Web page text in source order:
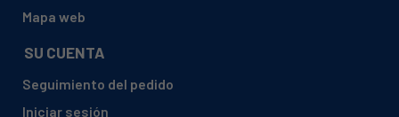
AYA, LV1249DB NOIR
AYA, LV1249DBSILVER
Mapa web
SU CUENTA
Seguimiento del pedido
Iniciar sesión